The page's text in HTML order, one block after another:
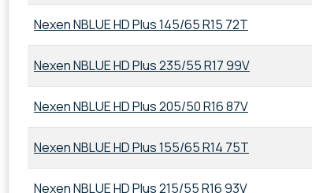
Nexen NBLUE HD Plus 145/65 R15 72T
Nexen NBLUE HD Plus 235/55 R17 99V
Nexen NBLUE HD Plus 205/50 R16 87V
Nexen NBLUE HD Plus 155/65 R14 75T
Nexen NBLUE HD Plus 215/55 R16 93V